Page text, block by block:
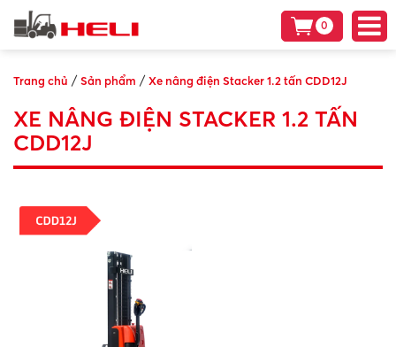
0
Trang chủ /Sản phẩm /Xe nâng điện Stacker 1.2 tấn CDD12J
XE NÂNG ĐIỆN STACKER 1.2 TẤN
CDD12J